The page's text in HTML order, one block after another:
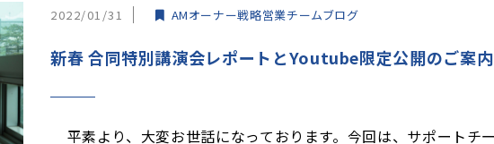
2022/01/31 AMオーナー戦略営業チームブログ
新春 合同特別講演会レポートとYoutube限定公開のご案内
平素より、大変お世話になっております。今回は、サポートチ